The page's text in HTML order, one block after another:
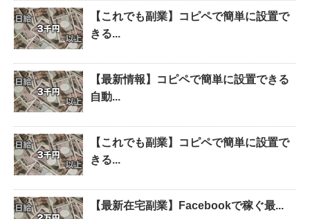
【これでも副業】コピペで簡単に設置で
きる...
【最新情報】コピペで簡単に設置できる
自動...
【これでも副業】コピペで簡単に設置で
きる...
【最新在宅副業】Facebookで稼ぐ最...